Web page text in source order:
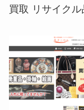
買取 リサイク